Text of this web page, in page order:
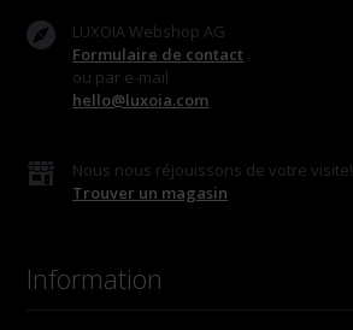
LUXOIA Webshop AG
Formulaire de contact
ou par e-mail
hello@luxoia.com
Nous nous réjouissons de votre visite!
Trouver un magasin
Information